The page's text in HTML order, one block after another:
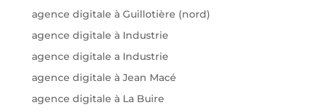
agence digitale à Guillotière (nord)
agence digitale à Industrie
agence digitale a Industrie
agence digitale à Jean Macé
agence digitale à La Buire